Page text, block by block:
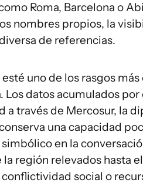
Roma, Barcelona o
nombres propios, la
de referencias.
esté uno de los rasgos
Los datos acumulados
a través de Mercosur, la
una capacidad
en la
la región relevados hasta
social o